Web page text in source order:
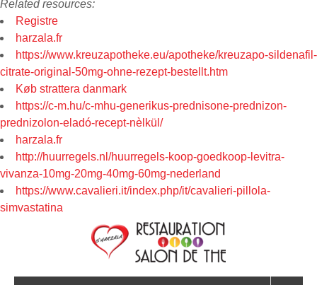
Related resources:
Registre
harzala.fr
https://www.kreuzapotheke.eu/apotheke/kreuzapo-sildenafil-
citrate-original-50mg-ohne-rezept-bestellt.htm
Køb strattera danmark
https://c-m.hu/c-mhu-generikus-prednisone-prednizon-
prednizolon-eladó-recept-nèlkül/
harzala.fr
http://huurregels.nl/huurregels-koop-goedkoop-levitra-
vivanza-10mg-20mg-40mg-60mg-nederland
https://www.cavalieri.it/index.php/it/cavalieri-pillola-
simvastatina